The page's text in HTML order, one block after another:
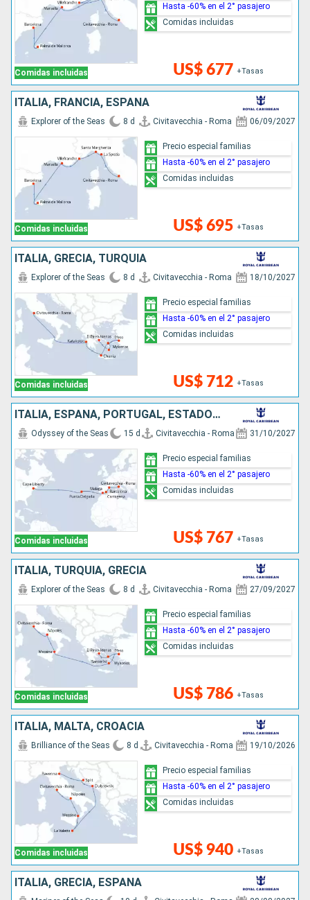
Comidas incluidas US$ 677 +Tasas
Hasta -60% en el 2° pasajero
Comidas incluidas
ITALIA, FRANCIA, ESPAÑA
Comidas incluidas
Explorer of the Seas 8 d Civitavecchia - Roma 06/09/2027
US$ 695 +Tasas
Precio especial familias
Hasta -60% en el 2° pasajero
Comidas incluidas
ITALIA, GRECIA, TURQUÍA
Comidas incluidas
Explorer of the Seas 8 d Civitavecchia - Roma 18/10/2027
US$ 712 +Tasas
Precio especial familias
Hasta -60% en el 2° pasajero
Comidas incluidas
ITALIA, ESPAÑA, PORTUGAL, ESTADOS UNIDOS
Comidas incluidas
Odyssey of the Seas 15 d Civitavecchia - Roma 31/10/2027
US$ 767 +Tasas
Precio especial familias
Hasta -60% en el 2° pasajero
Comidas incluidas
ITALIA, TURQUÍA, GRECIA
Comidas incluidas
Explorer of the Seas 8 d Civitavecchia - Roma 27/09/2027
US$ 786 +Tasas
Precio especial familias
Hasta -60% en el 2° pasajero
Comidas incluidas
ITALIA, MALTA, CROACIA
Comidas incluidas
Brilliance of the Seas 8 d Civitavecchia - Roma 19/10/2026
US$ 940 +Tasas
Precio especial familias
Hasta -60% en el 2° pasajero
Comidas incluidas
ITALIA, GRECIA, ESPAÑA